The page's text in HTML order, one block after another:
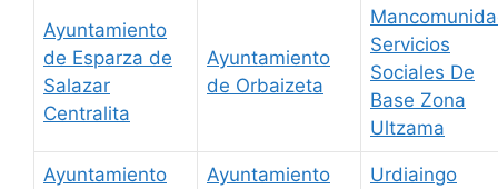
Ayuntamiento
de Esparza de
Salazar
Centralita
Ayuntamiento
de Orbaizeta
Servicios
Sociales De
Base Zona
Ultzama
Ayuntamiento
Ayuntamiento
Urdiaingo